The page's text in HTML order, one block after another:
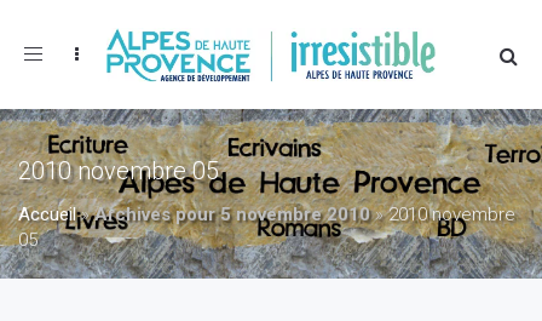
Toggle
2010 novembre 05
Accueil»Archives pour 5 novembre 2010»2010 novembre
05